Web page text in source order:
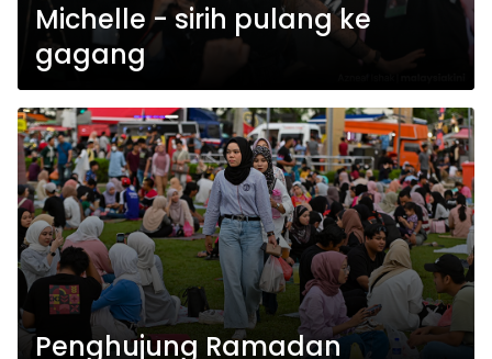
Michelle - sirih pulang ke
gagang
Penghujung Ramadan